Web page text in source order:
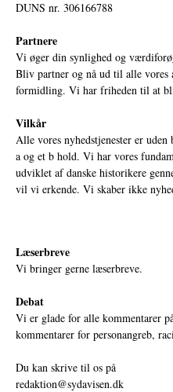
DUNS nr. 306166788
Partnere
Vi øger din synlighed og
Bliv partner og nå ud til alle
formidling. Vi har friheden til at
Vilkår
Alle vores nyhedstjenester er
a og et b hold. Vi har vores
udviklet af danske historikere
vil vi erkende. Vi skaber ikke
Læserbreve
Vi bringer gerne læserbreve.
Debat
Vi er glade for alle kommentarer
kommentarer for personangreb,
Du kan skrive til os på
redaktion@sydavisen.dk